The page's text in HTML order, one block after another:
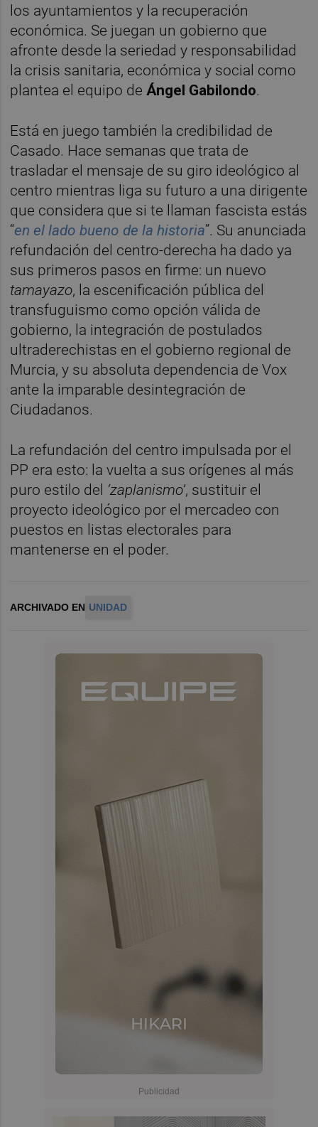
los ayuntamientos y la recuperación
económica. Se juegan un gobierno que
afronte desde la seriedad y responsabilidad
la crisis sanitaria, económica y social como
plantea el equipo deÁngel Gabilondo.
Está en juego también la credibilidad de
Casado. Hace semanas que trata de
trasladar el mensaje de su giro ideológico al
centro mientras liga su futuro a una dirigente
que considera que si te llaman fascista estás
“en el lado bueno de la historia”. Su anunciada
refundación del centro-derecha ha dado ya
sus primeros pasos en firme: un nuevo
tamayazo, la escenificación pública del
transfuguismo como opción válida de
gobierno, la integración de postulados
ultraderechistas en el gobierno regional de
Murcia, y su absoluta dependencia de Vox
ante la imparable desintegración de
Ciudadanos.
La refundación del centro impulsada por el
PP era esto: la vuelta a sus orígenes al más
puro estilo del ‘zaplanismo’, sustituir el
proyecto ideológico por el mercadeo con
puestos en listas electorales para
mantenerse en el poder.
ARCHIVADO EN UNIDAD